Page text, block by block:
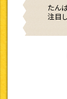
たん
注目